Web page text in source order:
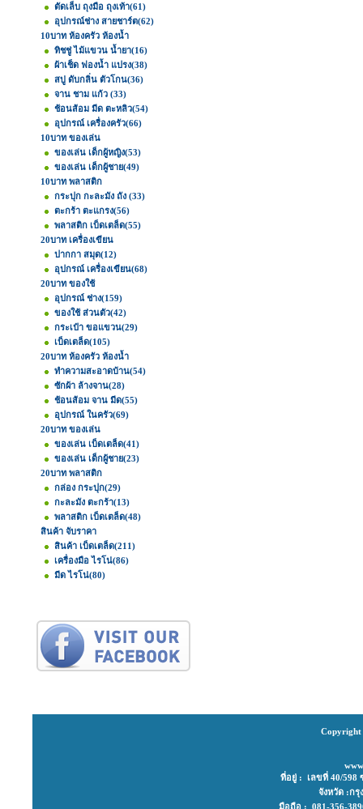
ตัดเล็บ ถุงมือ ถุงเท้า(61)
อุปกรณ์ช่าง สายชาร์ต(62)
10บาท ห้องครัว ห้องน้ำ
ทิชชู่ ไม้แขวน น้ำยา(16)
ผ้าเช็ด ฟองน้ำ แปรง(38)
สบู่ ดับกลิ่น ตัวโกน(36)
จาน ชาม แก้ว (33)
ช้อนส้อม มีด ตะหลิว(54)
อุปกรณ์ เครื่องครัว(66)
10บาท ของเล่น
ของเล่น เด็กผู้หญิง(53)
ของเล่น เด็กผู้ชาย(49)
10บาท พลาสติก
กระปุก กะละมัง ถัง (33)
ตะกร้า ตะแกรง(56)
พลาสติก เบ็ดเตล็ด(55)
20บาท เครื่องเขียน
ปากกา สมุด(12)
อุปกรณ์ เครื่องเขียน(68)
20บาท ของใช้
อุปกรณ์ ช่าง(159)
ของใช้ ส่วนตัว(42)
กระเป๋า ขอแขวน(29)
เบ็ดเตล็ด(105)
20บาท ห้องครัว ห้องน้ำ
ทำความสะอาดบ้าน(54)
ซักผ้า ล้างจาน(28)
ช้อนส้อม จาน มีด(55)
อุปกรณ์ ในครัว(69)
20บาท ของเล่น
ของเล่น เบ็ดเตล็ด(41)
ของเล่น เด็กผู้ชาย(23)
20บาท พลาสติก
กล่อง กระปุก(29)
กะละมัง ตะกร้า(13)
พลาสติก เบ็ดเตล็ด(48)
สินค้า จับราคา
สินค้า เบ็ดเตล็ด(211)
เครื่องมือ ไรโน่(86)
มีด ไรโน่(80)
Copyright
ที่อยู่ : เลขที่ 40/598
จังหวัด :ก
มือถือ : 081-356-